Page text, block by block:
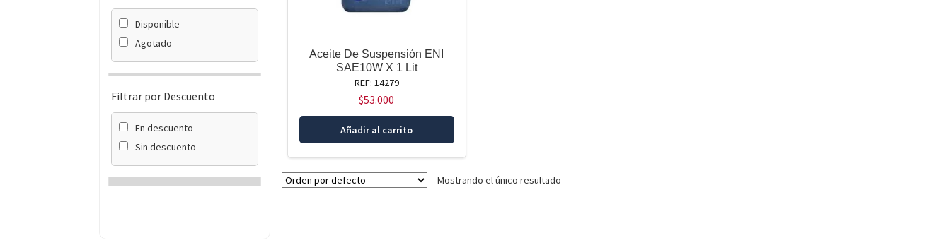
Disponible
Agotado
Filtrar por Descuento
En descuento
Sin descuento
Aceite De Suspensión ENI
SAE10W X 1 Lit
REF: 14279
$53.000
Añadir al carrito
Mostrando el único resultado